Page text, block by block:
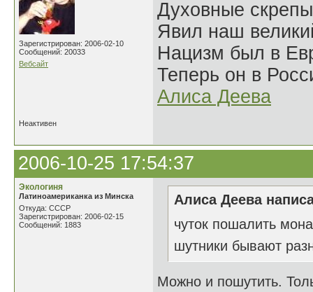
Зарегистрирован: 2006-02-10
Сообщений: 20033
Вебсайт
Духовные
Явил наш
Нацизм был в
Теперь он в
Алиса Деева
Неактивен
2006-10-25 17:54:37
Экологиня
Латиноамериканка из Минска
Откуда: СССР
Зарегистрирован: 2006-02-15
Сообщений: 1883
Алиса Деева
чуток пошалить
шутники бывают
Можно и пошутить.